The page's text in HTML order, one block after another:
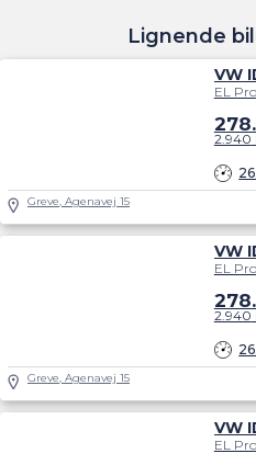
Lignende
VW
EL
2.940
Greve, Agenavej 15
VW
EL
2.940
Greve, Agenavej 15
VW
EL